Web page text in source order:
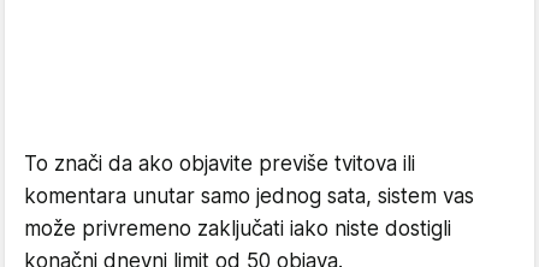
To znači da ako objavite previše tvitova ili
komentara unutar samo jednog sata, sistem vas
može privremeno zaključati iako niste dostigli
konačni dnevni limit od 50 objava.